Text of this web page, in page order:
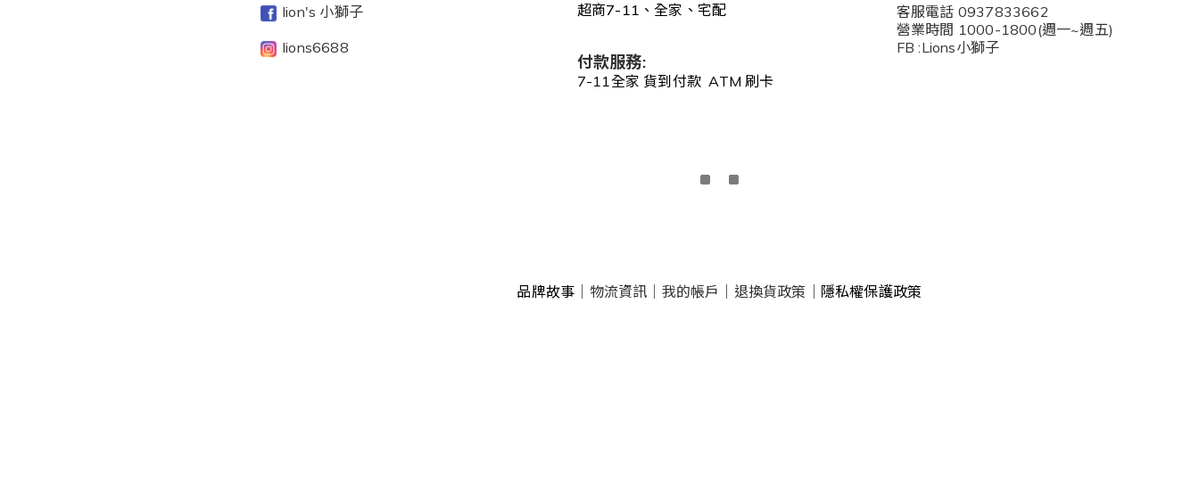
lion's 小獅子
lions6688
超商7-11、全家、宅配
付款服務:
7-11全家 貨到付款 ATM 刷卡
客服電話 0937833662
營業時間 1000-1800(週一~週五)
FB :Lions小獅子
品牌故事 物流資訊 我的帳戶 退換貨政策 隱私權保護政策